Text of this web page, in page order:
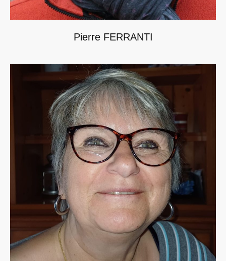
Pierre FERRANTI